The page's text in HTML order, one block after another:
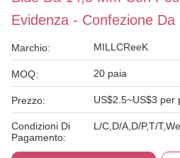
Evidenza - Confezione Da
Marchio: MILLCReeK
MOQ: 20 paia
Prezzo: US$2.5~US$3 per
Condizioni Di
Pagamento:
L/C,D/A,D/P,T/